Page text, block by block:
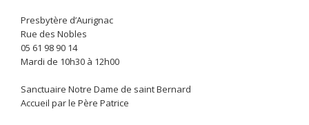
Presbytère d’Aurignac
Rue des Nobles
05 61 98 90 14
Mardi de 10h30 à 12h00
Sanctuaire Notre Dame de saint Bernard
Accueil par le Père Patrice